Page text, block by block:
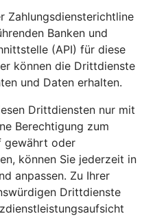
Zahlungsdiensterichtline
Banken und
(API) für diese
können die Drittdienste
und Daten erhalten.
Drittdiensten nur mit
Berechtigung zum
gewährt oder
können Sie jederzeit in
anpassen. Zu Ihrer
Drittdienste